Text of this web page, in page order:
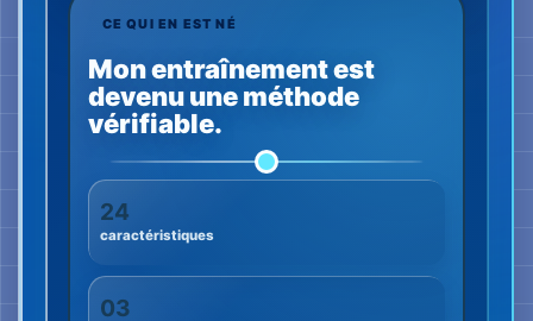
01
Observer
→
Comparer
→
03
Vérifier
et laisser moins de place aux suppositions.